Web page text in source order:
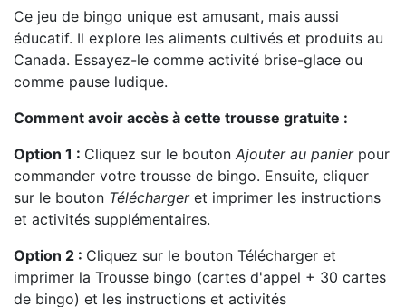
Ce jeu de bingo unique est amusant, mais aussi
éducatif. Il explore les aliments cultivés et produits au
Canada. Essayez-le comme activité brise-glace ou
comme pause ludique.
Comment avoir accès à cette trousse gratuite :
Option 1 : Cliquez sur le bouton Ajouter au panier pour
commander votre trousse de bingo. Ensuite, cliquer
sur le bouton Télécharger et imprimer les instructions
et activités supplémentaires.
Option 2 : Cliquez sur le bouton Télécharger et
imprimer la Trousse bingo (cartes d'appel + 30 cartes
de bingo) et les instructions et activités